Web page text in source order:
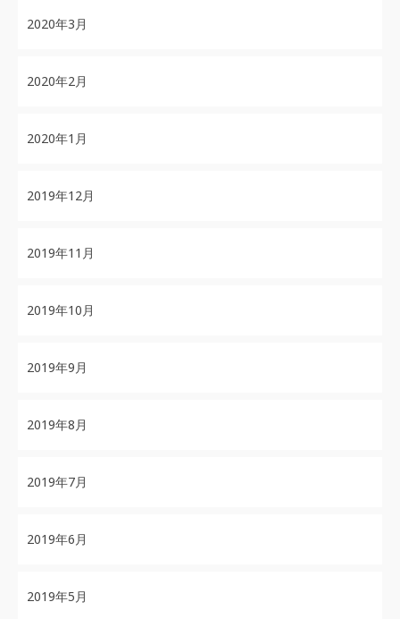
2020年3月
2020年2月
2020年1月
2019年12月
2019年11月
2019年10月
2019年9月
2019年8月
2019年7月
2019年6月
2019年5月